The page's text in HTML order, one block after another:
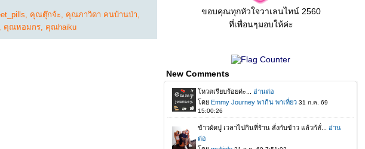
, คุณตุ๊กจ้ะ, คุณภาวิดา คนบ้านป่า,
, คุณหอมกร, คุณhaiku
ขอบคุณทุกหัวใจวาเลนไทน์ 2560
ที่เพื่อนๆมอบให้ค่ะ
New Comments